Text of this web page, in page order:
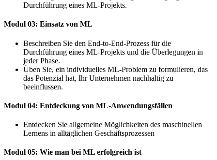
Durchführung eines ML-Projekts.
Modul 03: Einsatz von ML
Beschreiben Sie den End-to-End-Prozess für die
Durchführung eines ML-Projekts und die Überlegungen in
jeder Phase.
Üben Sie, ein individuelles ML-Problem zu formulieren, das
das Potenzial hat, Ihr Unternehmen nachhaltig zu
beeinflussen.
Modul 04: Entdeckung von ML-Anwendungsfällen
Entdecken Sie allgemeine Möglichkeiten des maschinellen
Lernens in alltäglichen Geschäftsprozessen
Modul 05: Wie man bei ML erfolgreich ist